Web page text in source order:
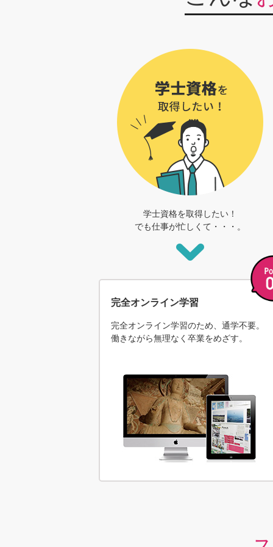
学士資格を取得したい！
でも仕事が忙しくて・・・。
完全オンライン学習
完全オンライン学習のため、通学不要。
働きながら無理なく卒業をめざす。